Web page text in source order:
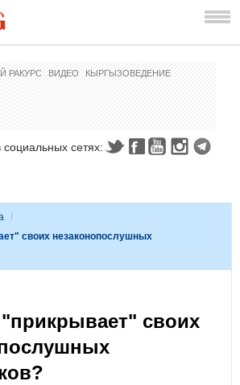
РАКУРС ВИДЕО КЫРГЫЗОВЕДЕНИЕ
сетях:
/
своих незаконопослушных
своих